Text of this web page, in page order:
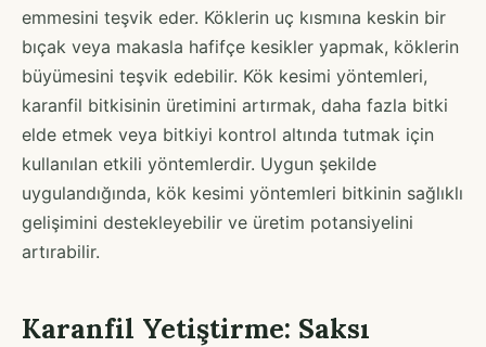
emmesini teşvik eder. Köklerin uç kısmına keskin bir
bıçak veya makasla hafifçe kesikler yapmak, köklerin
büyümesini teşvik edebilir. Kök kesimi yöntemleri,
karanfil bitkisinin üretimini artırmak, daha fazla bitki
elde etmek veya bitkiyi kontrol altında tutmak için
kullanılan etkili yöntemlerdir. Uygun şekilde
uygulandığında, kök kesimi yöntemleri bitkinin sağlıklı
gelişimini destekleyebilir ve üretim potansiyelini
artırabilir.
Karanfil Yetiştirme: Saksı